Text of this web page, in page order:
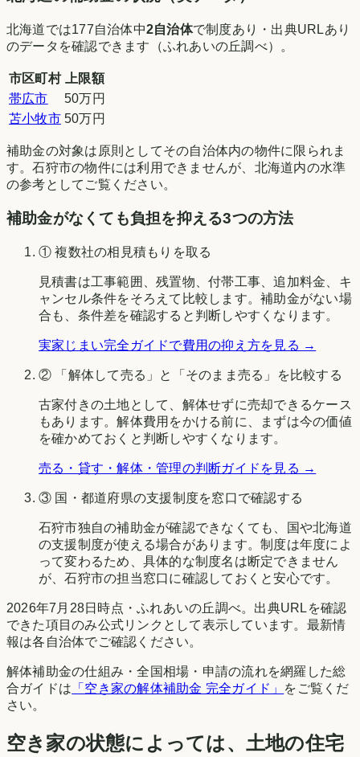
北海道では177自治体中2自治体で制度あり・出典URLあり
のデータを確認できます（ふれあいの丘調べ）。
市区町村
上限額
帯広市
50万円
苫小牧市 50万円
補助金の対象は原則としてその自治体内の物件に限られま
す。石狩市の物件には利用できませんが、 北海道内の水準
の参考としてご覧ください。
補助金がなくても負担を抑える3つの方法
① 複数社の相見積もりを取る
見積書は工事範囲、残置物、付帯工事、追加料金、キ
ャンセル条件をそろえて比較します。補助金がない場
合も、条件差を確認すると判断しやすくなります。
実家じまい完全ガイドで費用の抑え方を見る →
② 「解体して売る」と「そのまま売る」を比較する
古家付きの土地として、解体せずに売却できるケース
もあります。解体費用をかける前に、まずは今の価値
を確かめておくと判断しやすくなります。
売る・貸す・解体・管理の判断ガイドを見る →
③ 国・都道府県の支援制度を窓口で確認する
石狩市独自の補助金が確認できなくても、国や北海道
の支援制度が使える場合があります。制度は年度によ
って変わるため、具体的な制度名は断定できません
が、石狩市の担当窓口に確認しておくと安心です。
2026年7月28日時点 ・ふれあいの丘調べ。出典URLを確認
できた項目のみ公式リンクとして表示しています。最新情
報は各自治体でご確認ください。
解体補助金の仕組み・全国相場・申請の流れを網羅した総
合ガイドは 「空き家の解体補助金 完全ガイド」
をご覧くだ
さい。
空き家の状態によっては、土地の住宅